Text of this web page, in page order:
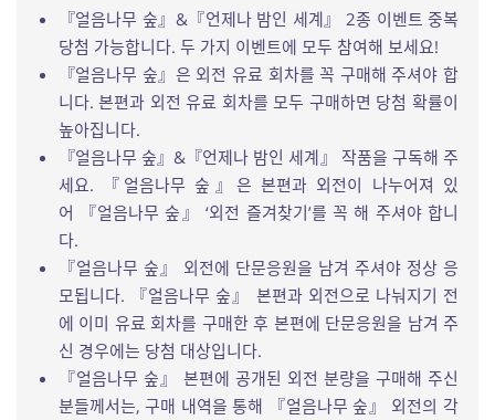
『얼음나무 숲』&『언제나 밤인 세계』 2종 이벤트 중복
당첨 가능합니다. 두 가지 이벤트에 모두 참여해 보세요!
『얼음나무 숲』은 외전 유료 회차를 꼭 구매해 주셔야 합
니다. 본편과 외전 유료 회차를 모두 구매하면 당첨 확률이
높아집니다.
『얼음나무 숲』&『언제나 밤인 세계』 작품을 구독해 주
세요. 『얼음나무 숲』은 본편과 외전이 나누어져 있
어 『얼음나무 숲』 ‘외전 즐겨찾기’를 꼭 해 주셔야 합니
다.
『얼음나무 숲』 외전에 단문응원을 남겨 주셔야 정상 응
모됩니다. 『얼음나무 숲』 본편과 외전으로 나눠지기 전
에 이미 유료 회차를 구매한 후 본편에 단문응원을 남겨 주
신 경우에는 당첨 대상입니다.
『얼음나무 숲』 본편에 공개된 외전 분량을 구매해 주신
분들께서는, 구매 내역을 통해 『얼음나무 숲』 외전의 각